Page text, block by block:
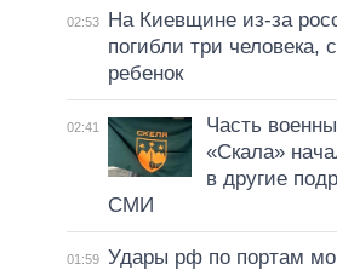
02:53
На Киевщине из-за
погибли три человека,
ребенок
02:41
Часть
«Скала»
в другие
СМИ
01:59 Удары рф по портам